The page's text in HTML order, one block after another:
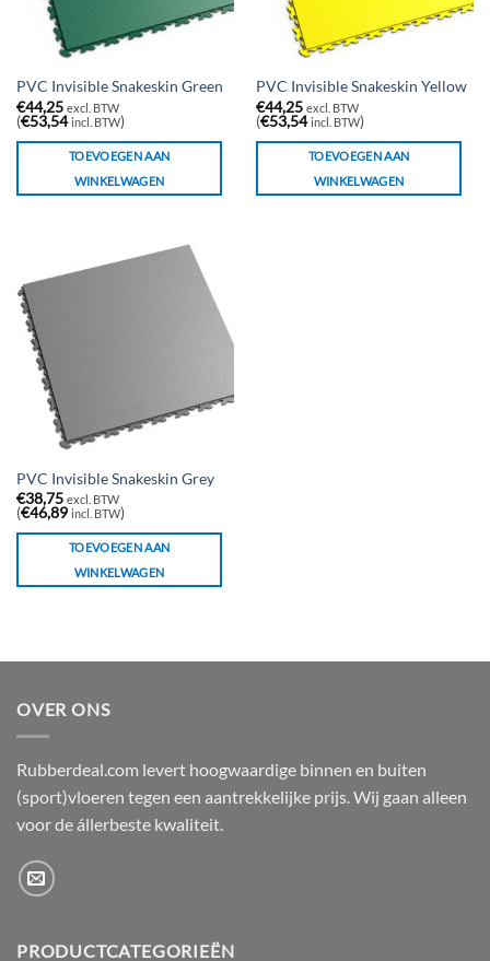
PVC Invisible Snakeskin Green
€44,25 excl. BTW
(€53,54 incl. BTW)
TOEVOEGEN AAN
WINKELWAGEN
PVC Invisible Snakeskin Yellow
€44,25 excl. BTW
(€53,54 incl. BTW)
TOEVOEGEN AAN
WINKELWAGEN
PVC Invisible Snakeskin Grey
€38,75 excl. BTW
(€46,89 incl. BTW)
TOEVOEGEN AAN
WINKELWAGEN
OVER ONS
Rubberdeal.com levert hoogwaardige binnen en buiten
(sport)vloeren tegen een aantrekkelijke prijs. Wij gaan alleen
voor de állerbeste kwaliteit.
PRODUCTCATEGORIEËN